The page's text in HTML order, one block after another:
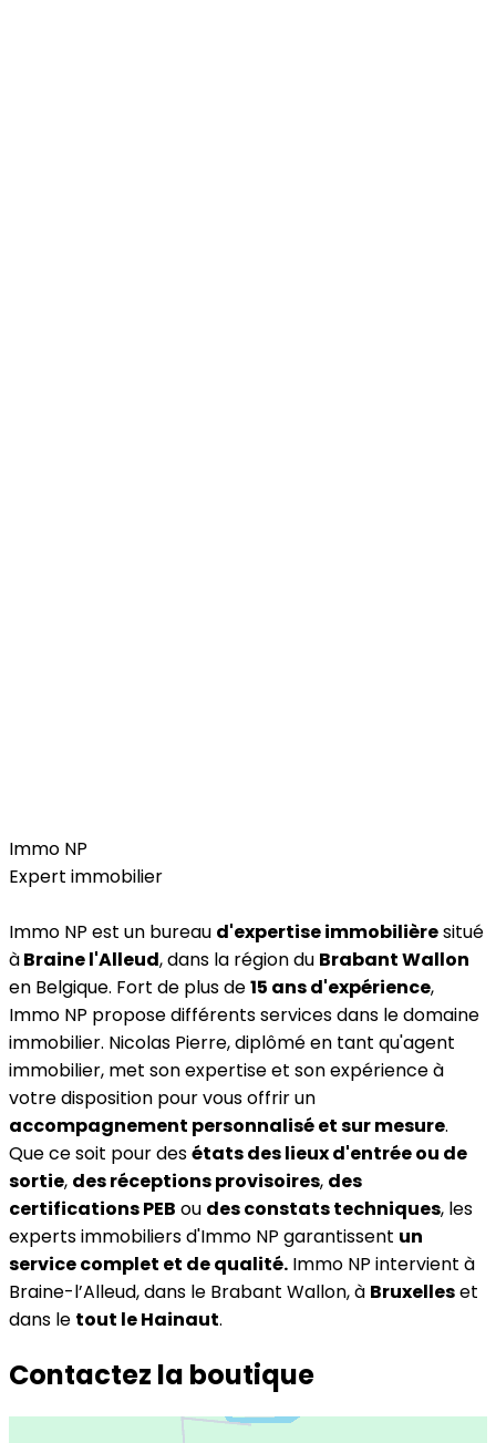
Immo NP
Expert immobilier
Immo NP est un bureau d'expertise immobilièresitué
àBraine l'Alleud, dans la région du Brabant Wallon
en Belgique. Fort de plus de15 ans d'expérience,
Immo NP propose différents services dans le domaine
immobilier. Nicolas Pierre, diplômé en tant qu'agent
immobilier, met son expertise et son expérience à
votre disposition pour vous offrir un
accompagnement personnalisé et sur mesure.
Que ce soit pour desétats des lieux d'entrée ou de
sortie, des réceptions provisoires, des
certifications PEB ou des constats techniques, les
experts immobiliers d'Immo NP garantissent un
service complet et de qualité. Immo NP intervient à
Braine-l’Alleud, dans le Brabant Wallon, à Bruxelleset
dans le tout le Hainaut.
Contactez la boutique